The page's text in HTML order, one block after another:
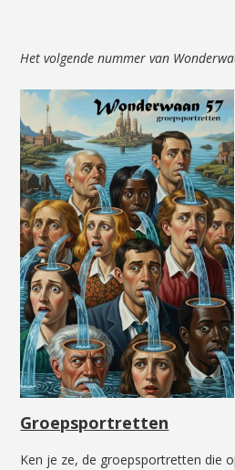
Het volgende nummer van
Groepsportretten
Ken je ze, de groepsportretten die